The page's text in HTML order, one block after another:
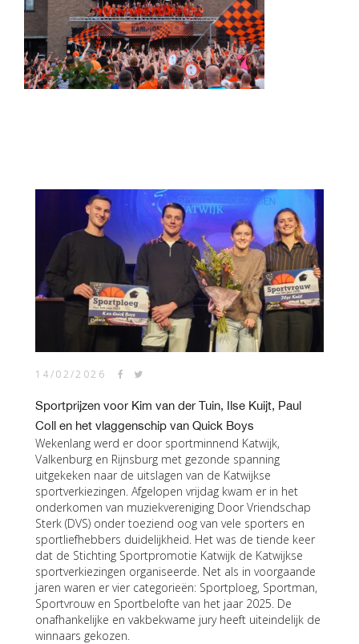
14/02/2026
Sportprijzen voor Kim van der Tuin, Ilse Kuijt, Paul
Coll en het vlaggenschip van Quick Boys
Wekenlang werd er door sportminnend Katwijk,
Valkenburg en Rijnsburg met gezonde spanning
uitgekeken naar de uitslagen van de Katwijkse
sportverkiezingen. Afgelopen vrijdag kwam er in het
onderkomen van muziekvereniging Door Vriendschap
Sterk (DVS) onder toeziend oog van vele sporters en
sportliefhebbers duidelijkheid. Het was de tiende keer
dat de Stichting Sportpromotie Katwijk de Katwijkse
sportverkiezingen organiseerde. Net als in voorgaande
jaren waren er vier categorieën: Sportploeg, Sportman,
Sportvrouw en Sportbelofte van het jaar 2025. De
onafhankelijke en vakbekwame jury heeft uiteindelijk de
winnaars gekozen.